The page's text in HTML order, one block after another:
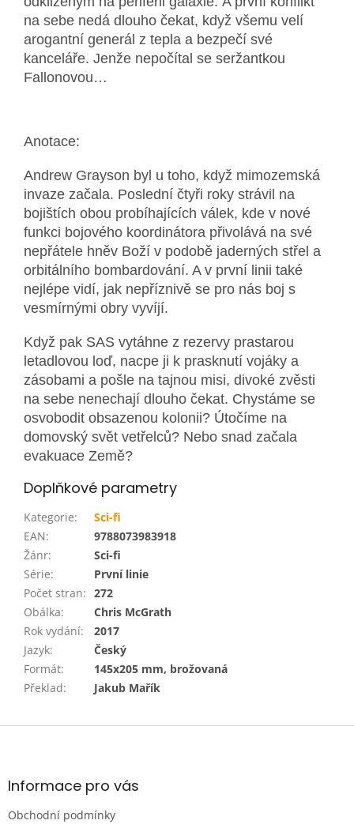
na sebe nedá dlouho čekat, když všemu velí
arogantní generál z tepla a bezpečí své
kanceláře. Jenže nepočítal se seržantkou
Fallonovou…
Anotace:
Andrew Grayson byl u toho, když mimozemská
invaze začala. Poslední čtyři roky strávil na
bojištích obou probíhajících válek, kde v nové
funkci bojového koordinátora přivolává na své
nepřátele hněv Boží v podobě jaderných střel a
orbitálního bombardování. A v první linii také
nejlépe vidí, jak nepříznivě se pro nás boj s
vesmírnými obry vyvíjí.
Když pak SAS vytáhne z rezervy prastarou
letadlovou loď, nacpe ji k prasknutí vojáky a
zásobami a pošle na tajnou misi, divoké zvěsti
na sebe nenechají dlouho čekat. Chystáme se
osvobodit obsazenou kolonii? Útočíme na
domovský svět vetřelců? Nebo snad začala
evakuace Země?
Doplňkové parametry
Kategorie:
Sci-fi
EAN:
9788073983918
Žánr:
Sci-fi
Série:
První linie
Počet stran: 272
Obálka:
Chris McGrath
Rok vydání:
2017
Jazyk:
Český
Formát:
145x205 mm, brožovaná
Překlad: Jakub Mařík
Z
aInformace pro vás
Obchodní podmínky